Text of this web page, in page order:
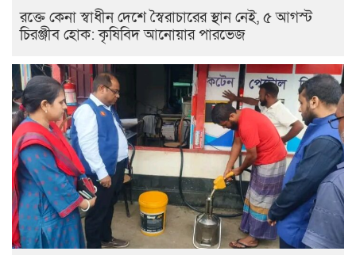
রক্তে কেনা স্বাধীন দেশে স্বৈরাচারের স্থান নেই, ৫ আগস্ট
চিরঞ্জীব হোক: কৃষিবিদ আনোয়ার পারভেজ